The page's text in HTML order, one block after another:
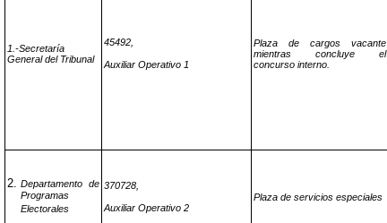
1.-Secretaría
General del Tribunal
45492,
Auxiliar Operativo 1
Plaza de cargos vacante
mientras concluye el
concurso interno.
Departamento de
Programas
Electorales
370728,
Auxiliar Operativo 2
Plaza de servicios especiales